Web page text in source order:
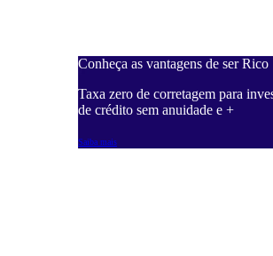
Conheça as vantagens de ser Rico
Taxa zero de corretagem para
de crédito sem anuidade e +
Saiba mais